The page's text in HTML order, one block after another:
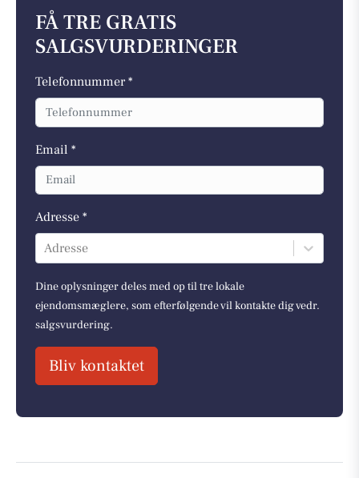
FÅ TRE GRATIS
SALGSVURDERINGER
Telefonnummer *
Email *
Adresse *
Adresse
Dine oplysninger deles med op til tre lokale
ejendomsmæglere, som efterfølgende vil kontakte dig vedr.
salgsvurdering.
Bliv kontaktet